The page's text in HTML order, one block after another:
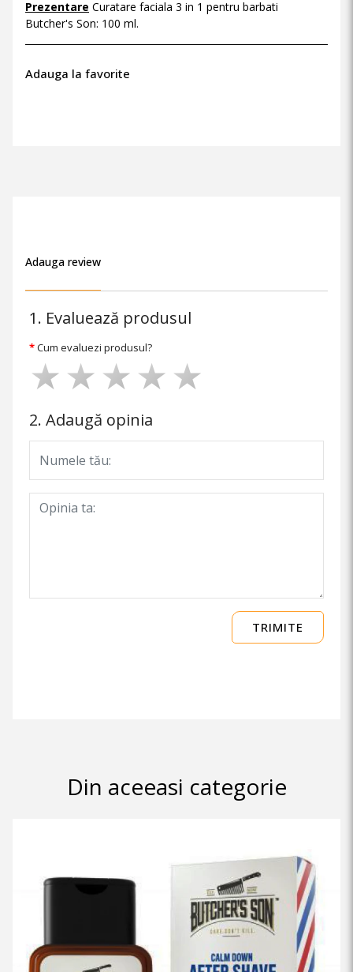
Prezentare Curatare faciala 3 in 1 pentru barbati
Butcher's Son: 100 ml.
Adauga la favorite
Adauga review
1. Evaluează produsul
Cum evaluezi produsul?
2. Adaugă opinia
TRIMITE
Din aceeasi categorie